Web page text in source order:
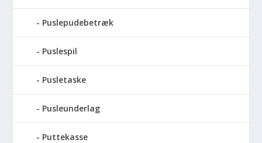
Puslepudebetræk
Puslespil
Pusletaske
Pusleunderlag
Puttekasse